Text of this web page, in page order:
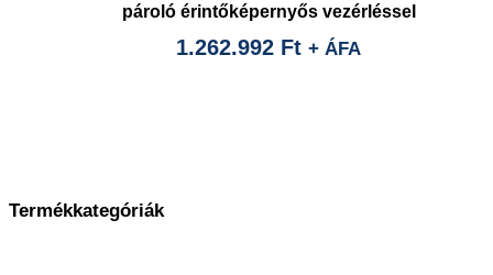
Termékkategóriák
pároló érintőképernyős vezérléssel
1.262.992 Ft + ÁFA